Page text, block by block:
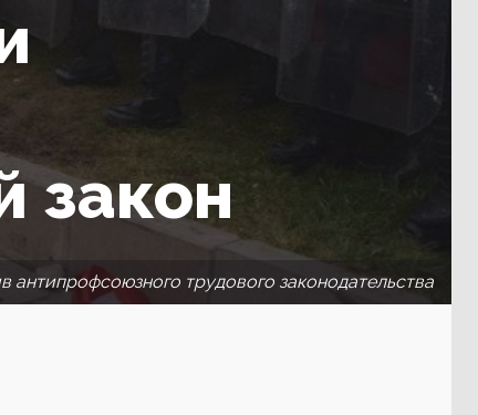
закон
трудового законодательства